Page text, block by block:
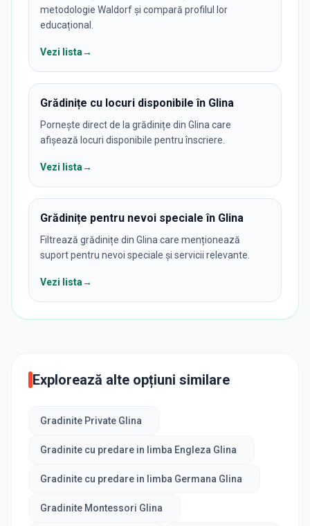
metodologie Waldorf și compară profilul lor
educațional.
Vezi lista→
Grădinițe cu locuri disponibile în Glina
Pornește direct de la grădinițe din Glina care
afișează locuri disponibile pentru înscriere.
Vezi lista→
Grădinițe pentru nevoi speciale în Glina
Filtrează grădinițe din Glina care menționează
suport pentru nevoi speciale și servicii relevante.
Vezi lista→
Explorează alte opțiuni similare
Gradinite Private Glina
Gradinite cu predare in limba Engleza Glina
Gradinite cu predare in limba Germana Glina
Gradinite Montessori Glina